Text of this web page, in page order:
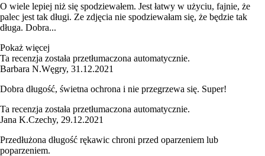
O wiele lepiej niż się spodziewałem. Jest łatwy w użyciu, fajnie, że
palec jest tak długi. Ze zdjęcia nie spodziewałam się, że będzie tak
długa. Dobra...
Pokaż więcej
Ta recenzja została przetłumaczona automatycznie.
Barbara N.Węgry, 31.12.2021
Dobra długość, świetna ochrona i nie przegrzewa się. Super!
Ta recenzja została przetłumaczona automatycznie.
Jana K.Czechy, 29.12.2021
Przedłużona długość rękawic chroni przed oparzeniem lub
poparzeniem.